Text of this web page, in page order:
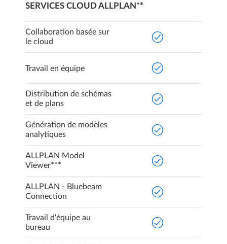
SERVICES CLOUD ALLPLAN**
Collaboration basée sur
le cloud
Travail en équipe
Distribution de schémas
et de plans
Génération de modèles
analytiques
ALLPLAN Model
Viewer***
ALLPLAN - Bluebeam
Connection
Travail d'équipe au
bureau